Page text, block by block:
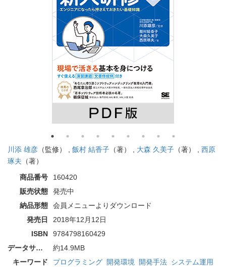
川添 雄彦 （監修） , 飯村 結香子 （著） , 大森 久美子 （著） , 西原
琢夫 （著）
商品番号
160420
販売状態
発売中
納品形態
会員メニューよりダウンロード
発売日
2018年12月12日
ISBN
9784798160429
データサイズ
約14.9MB
キーワード
プログラミング 開発環境 開発手法 システム運用